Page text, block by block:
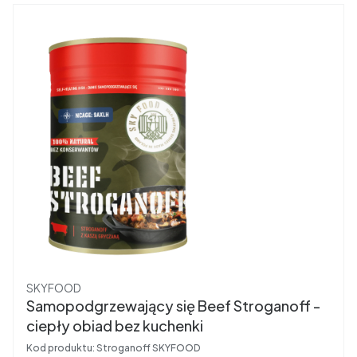
Producent
SKYFOOD
Samopodgrzewający się Beef Stroganoff -
ciepły obiad bez kuchenki
Kod produktu: Stroganoff SKYFOOD